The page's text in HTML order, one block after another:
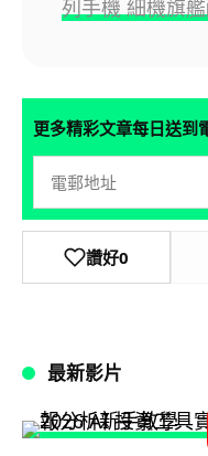
列手機 細機旗
更多精彩文章每日送到
讚好0
最新影片